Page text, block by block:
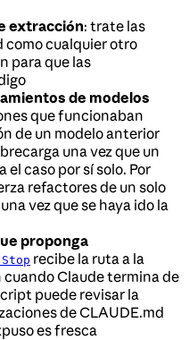
extracción: trate las
como cualquier otro
para que las
de modelos
que funcionaban
de un modelo anterior
una vez que un
el caso por sí solo. Por
refactores de un solo
vez que se haya ido la
proponga
Stop recibe la ruta a la
Claude termina de
puede revisar la
de CLAUDE.md
es fresca